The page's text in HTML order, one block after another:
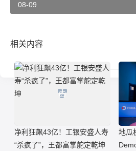
08-09
相关内容
净利狂飙43亿！工银安盛人寿
“杀疯了”，王都富掌舵定乾坤
地瓜